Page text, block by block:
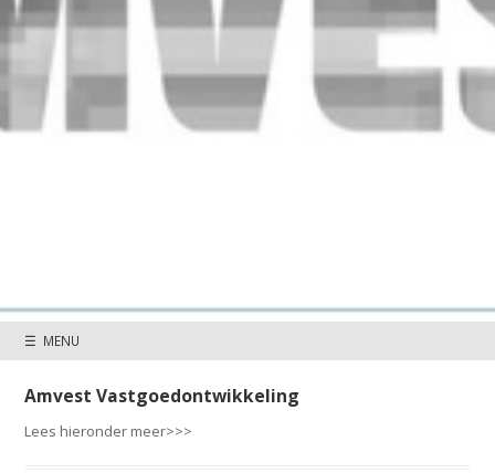
☰ MENU
Amvest Vastgoedontwikkeling
Lees hieronder meer>>>